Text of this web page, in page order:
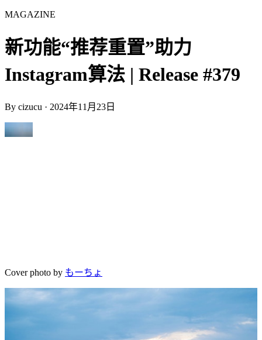
MAGAZINE
新功能“推荐重置”助力
Instagram算法 | Release #379
By cizucu · 2024年11月23日
Cover photo by もーちょ